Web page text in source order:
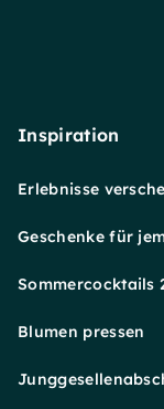
Inspiration
Erlebnisse
Geschenke für
Sommercocktails
Blumen pressen